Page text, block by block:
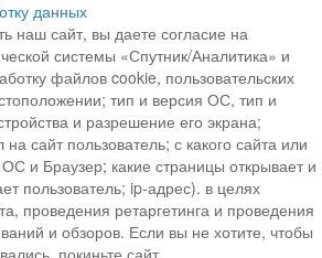
данных
наш сайт, вы даете согласие на
системы «Спутник/Аналитика» и
файлов cookie, пользовательских
тип и версия ОС, тип и
и разрешение его экрана;
сайт пользователь; с какого сайта или
и Браузер; какие страницы открывает и
пользователь; ip-адрес). в целях
проведения ретаргетинга и проведения
и обзоров. Если вы не хотите, чтобы
покиньте сайт.